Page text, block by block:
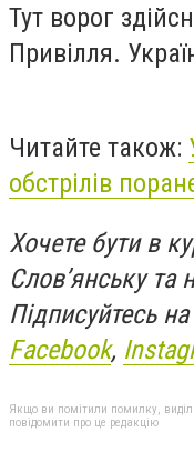
Тут ворог
Привілля.
Читайте також:
обстрілів
Хочете бути в
Слов’янську та
Підписуйтесь
Facebook,
Якщо ви помітили помилку,
повідомити про це редакцію